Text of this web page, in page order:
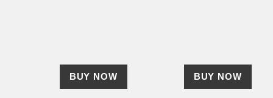
BUY NOW
BUY NOW